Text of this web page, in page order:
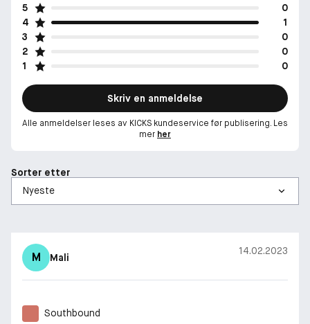
5
0
4
1
3
0
2
0
1
0
Skriv en anmeldelse
Alle anmeldelser leses av KICKS kundeservice før publisering. Les
mer her
Sorter etter
M Mali
14.02.2023
Southbound